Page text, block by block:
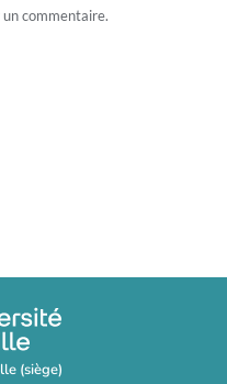
commentaire.
(siège)